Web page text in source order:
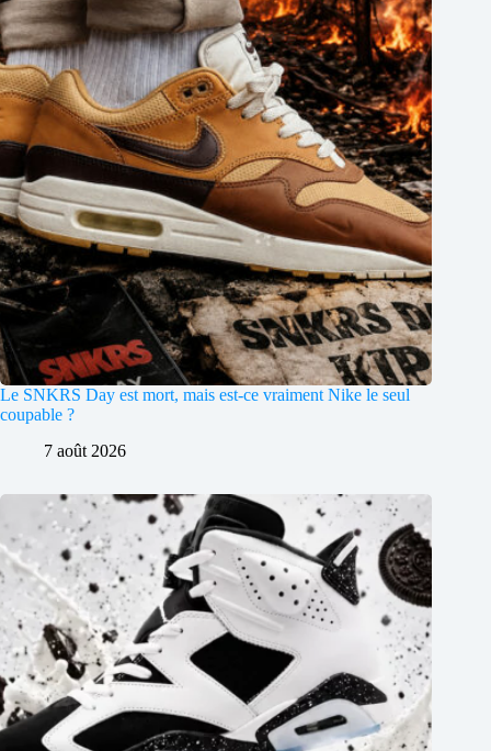
Le SNKRS Day est mort, mais est-ce vraiment Nike le seul
coupable ?
7 août 2026